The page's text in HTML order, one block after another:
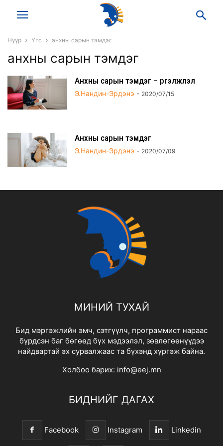
Нүүр Үгс анхны сарын тэмдэг
анхны сарын тэмдэг
Анхны сарын тэмдэг – Үргэлжлэл
Э.Нандин-Эрдэнэ - 2020/07/15
Анхны сарын тэмдэг
Э.Нандин-Эрдэнэ - 2020/07/09
МИНИЙ ТУХАЙ
Бид мэргэжлийн эмч, сэтгүүлч, программист нараас
бүрдсэн баг бөгөөд бүх мэдээлэл, зөвлөгөөнүүдээ
найдвартай эх сурвалжаас та бүхэнд хүргэж байна.
Холбоо барих: info@eej.mn
БИДНИЙГ ДАГАХ
Facebook Instagram Linkedin